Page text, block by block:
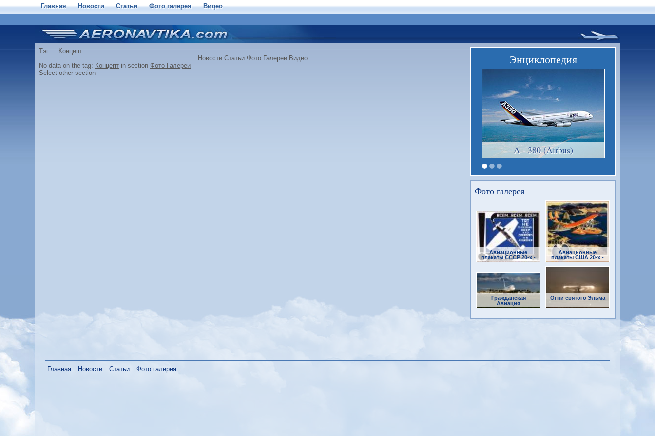
Главная Новости Статьи Фото галерея Видео
Тэг : Концепт
Новости Статьи Фото Галереи Видео
No data on the tag: Концепт in section Фото Галереи
Select other section
Энциклопедия
A - 380 (Airbus)
Фото галерея
Авиационные
плакаты СССР 20-х -
30-х годов
Авиационные
плакаты США 20-х -
30-х годов
Гражданская
Авиация
Огни святого Эльма
Главная Новости Статьи Фото галерея